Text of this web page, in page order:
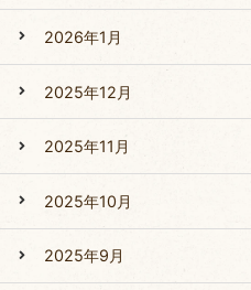
2026年1月
2025年12月
2025年11月
2025年10月
2025年9月